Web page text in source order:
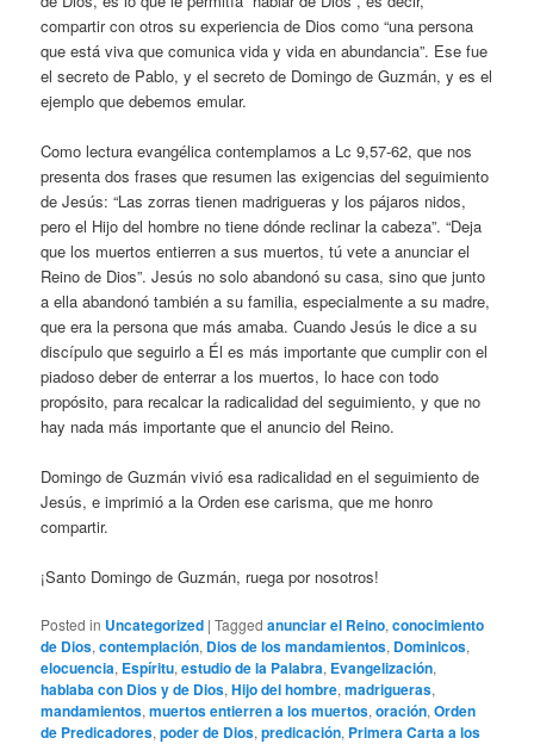
compartir con otros su experiencia de Dios como “una persona
que está viva que comunica vida y vida en abundancia”. Ese fue
el secreto de Pablo, y el secreto de Domingo de Guzmán, y es el
ejemplo que debemos emular.
Como lectura evangélica contemplamos a Lc 9,57-62, que nos
presenta dos frases que resumen las exigencias del seguimiento
de Jesús: “Las zorras tienen madrigueras y los pájaros nidos,
pero el Hijo del hombre no tiene dónde reclinar la cabeza”. “Deja
que los muertos entierren a sus muertos, tú vete a anunciar el
Reino de Dios”. Jesús no solo abandonó su casa, sino que junto
a ella abandonó también a su familia, especialmente a su madre,
que era la persona que más amaba. Cuando Jesús le dice a su
discípulo que seguirlo a Él es más importante que cumplir con el
piadoso deber de enterrar a los muertos, lo hace con todo
propósito, para recalcar la radicalidad del seguimiento, y que no
hay nada más importante que el anuncio del Reino.
Domingo de Guzmán vivió esa radicalidad en el seguimiento de
Jesús, e imprimió a la Orden ese carisma, que me honro
compartir.
¡Santo Domingo de Guzmán, ruega por nosotros!
Posted in Uncategorized |Tagged anunciar el Reino,conocimiento
de Dios,contemplación, Dios de los mandamientos, Dominicos,
elocuencia, Espíritu,estudio de la Palabra, Evangelización,
hablaba con Dios y de Dios,Hijo del hombre,madrigueras,
mandamientos,muertos entierren a los muertos,oración,Orden
de Predicadores,poder de Dios,predicación, Primera Carta a los